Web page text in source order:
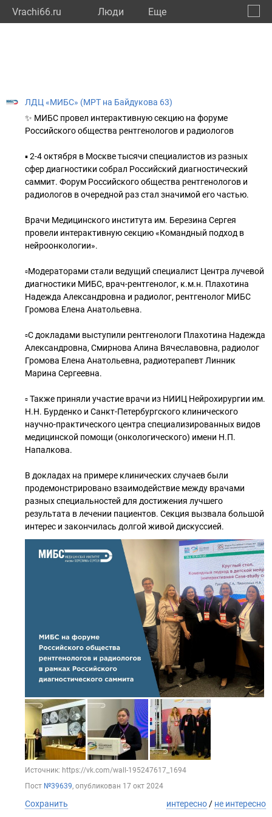
Vrachi66.ru Люди Eще
ЛДЦ «МИБС» (МРТ на Байдукова 63)
✨ МИБС провел интерактивную секцию на форуме
Российского общества рентгенологов и радиологов
▪️ 2-4 октября в Москве тысячи специалистов из разных
сфер диагностики собрал Российский диагностический
саммит. Форум Российского общества рентгенологов и
радиологов в очередной раз стал значимой его частью.
Врачи Медицинского института им. Березина Сергея
провели интерактивную секцию «Командный подход в
нейроонкологии».
▫️Модераторами стали ведущий специалист Центра лучевой
диагностики МИБС, врач-рентгенолог, к.м.н. Плахотина
Надежда Александровна и радиолог, рентгенолог МИБС
Громова Елена Анатольевна.
▫️С докладами выступили рентгенологи Плахотина Надежда
Александровна, Смирнова Алина Вячеславовна, радиолог
Громова Елена Анатольевна, радиотерапевт Линник
Марина Сергеевна.
▫️ Также приняли участие врачи из НИИЦ Нейрохирургии им.
Н.Н. Бурденко и Санкт-Петербургского клинического
научно-практического центра специализированных видов
медицинской помощи (онкологического) имени Н.П.
Напалкова.
В докладах на примере клинических случаев были
продемонстрировано взаимодействие между врачами
разных специальностей для достижения лучшего
результата в лечении пациентов. Секция вызвала большой
интерес и закончилась долгой живой дискуссией.
Источник: https://vk.com/wall-195247617_1694
Пост №39639, опубликован 17 окт 2024
Сохранить интересно / не интересно